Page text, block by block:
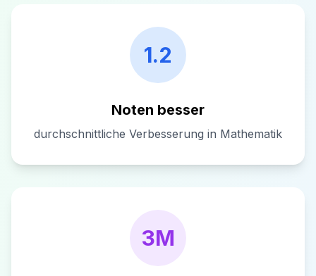
1.2
Noten besser
durchschnittliche Verbesserung in Mathematik
3M